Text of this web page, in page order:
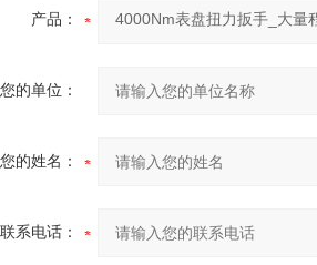
产品：
您的单位：
您的姓名：
联系电话：